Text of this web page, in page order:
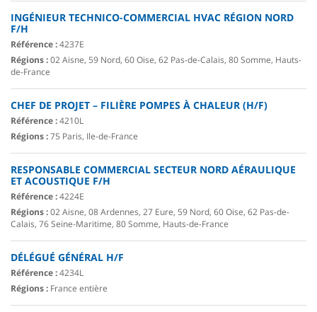
INGÉNIEUR TECHNICO-COMMERCIAL HVAC RÉGION NORD
F/H
Référence :4237E
Régions :02 Aisne, 59 Nord, 60 Oise, 62 Pas-de-Calais, 80 Somme, Hauts-
de-France
CHEF DE PROJET – FILIÈRE POMPES À CHALEUR (H/F)
Référence :4210L
Régions :75 Paris, Ile-de-France
RESPONSABLE COMMERCIAL SECTEUR NORD AÉRAULIQUE
ET ACOUSTIQUE F/H
Référence :4224E
Régions :02 Aisne, 08 Ardennes, 27 Eure, 59 Nord, 60 Oise, 62 Pas-de-
Calais, 76 Seine-Maritime, 80 Somme, Hauts-de-France
DÉLÉGUÉ GÉNÉRAL H/F
Référence :4234L
Régions : France entière